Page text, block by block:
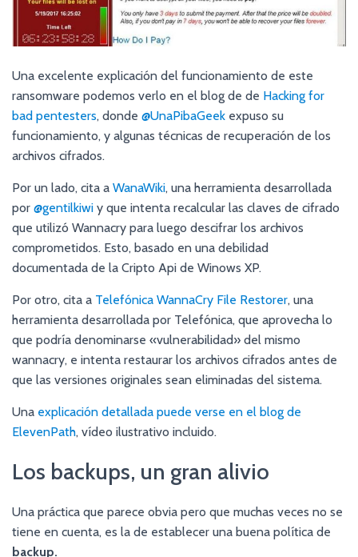
Una excelente explicación del funcionamiento de este
ransomware podemos verlo en el blog de de Hacking for
bad pentesters, donde @UnaPibaGeek expuso su
funcionamiento, y algunas técnicas de recuperación de los
archivos cifrados.
Por un lado, cita a WanaWiki, una herramienta desarrollada
por @gentilkiwi y que intenta recalcular las claves de cifrado
que utilizó Wannacry para luego descifrar los archivos
comprometidos. Esto, basado en una debilidad
documentada de la Cripto Api de Winows XP.
Por otro, cita a Telefónica WannaCry File Restorer, una
herramienta desarrollada por Telefónica, que aprovecha lo
que podría denominarse «vulnerabilidad» del mismo
wannacry, e intenta restaurar los archivos cifrados antes de
que las versiones originales sean eliminadas del sistema.
Una explicación detallada puede verse en el blog de
ElevenPath, vídeo ilustrativo incluido.
Los backups, un gran alivio
Una práctica que parece obvia pero que muchas veces no se
tiene en cuenta, es la de establecer una buena política de
backup.